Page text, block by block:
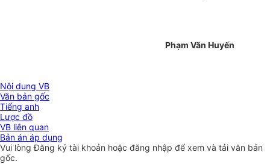
Phạm Văn Huyến
Nội dung VB
Văn bản gốc
Tiếng anh
Lược đồ
VB liên quan
Bản án áp dụng
Vui lòngĐăng ký tài khoản hoặc đăng nhập để xem và tải văn bản
gốc.